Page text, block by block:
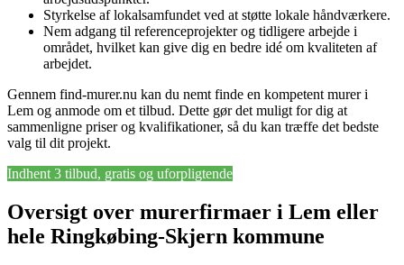
Styrkelse af lokalsamfundet ved at støtte lokale håndværkere.
Nem adgang til referenceprojekter og tidligere arbejde i
området, hvilket kan give dig en bedre idé om kvaliteten af
arbejdet.
Gennem find-murer.nu kan du nemt finde en kompetent murer i
Lem og anmode om et tilbud. Dette gør det muligt for dig at
sammenligne priser og kvalifikationer, så du kan træffe det bedste
valg til dit projekt.
Indhent 3 tilbud, gratis og uforpligtende
Oversigt over murerfirmaer i Lem eller
hele Ringkøbing-Skjern kommune